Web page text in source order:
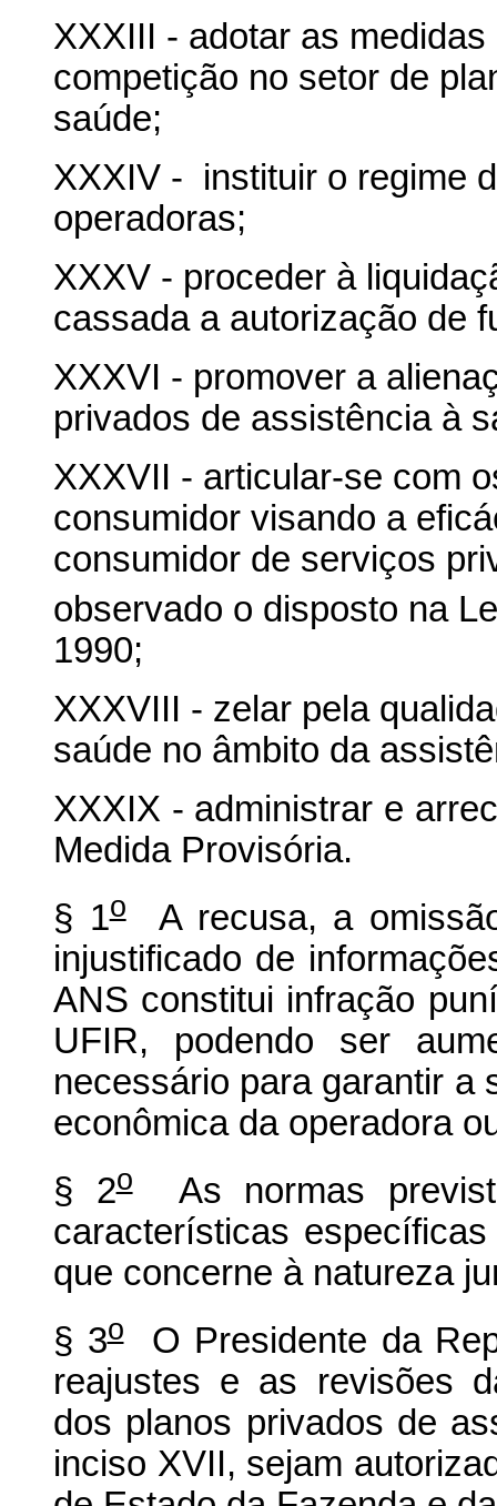
XXXIII - adotar as
competição no setor de
saúde;
XXXIV - instituir o regime
operadoras;
XXXV - proceder à
cassada a autorização de
XXXVI - promover a
privados de assistência à
XXXVII - articular-se com
consumidor visando a
consumidor de serviços
observado o disposto na
1990;
XXXVIII - zelar pela
saúde no âmbito da
XXXIX - administrar e
Medida Provisória.
§ 1oA recusa, a
injustificado de
ANS constitui infração
UFIR, podendo ser
necessário para garantir a
econômica da operadora
§ 2oAs normas
características
que concerne à natureza
§ 3oO Presidente da
reajustes e as revisões
dos planos privados de
inciso XVII, sejam